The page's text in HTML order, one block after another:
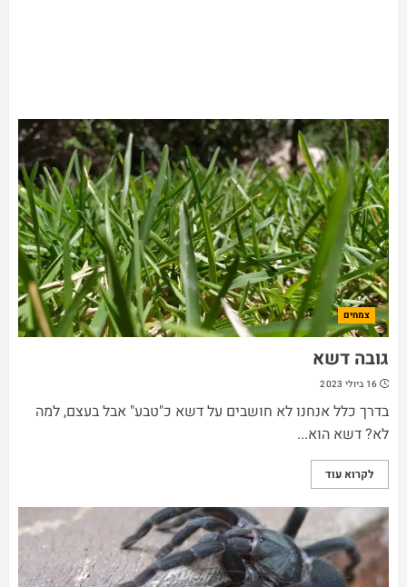
צמחים
גובה דשא
16 ביולי 2023
בדרך כלל אנחנו לא חושבים על דשא כ"טבע" אבל בעצם, למה
לא? דשא הוא...
לקרוא עוד